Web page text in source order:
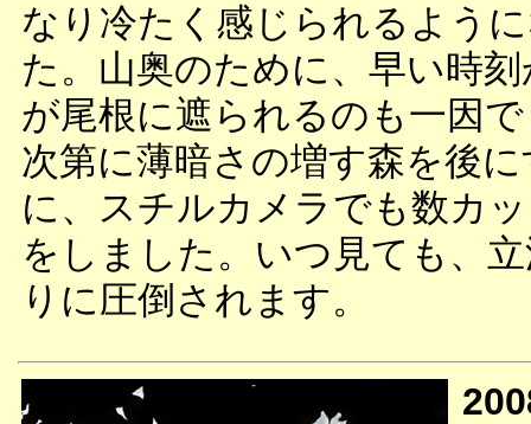
なり冷たく感じられるよう
た。山奥のために、早い時
が尾根に遮られるのも一因
次第に薄暗さの増す森を後
に、スチルカメラでも数カ
をしました。いつ見ても、
りに圧倒されます。